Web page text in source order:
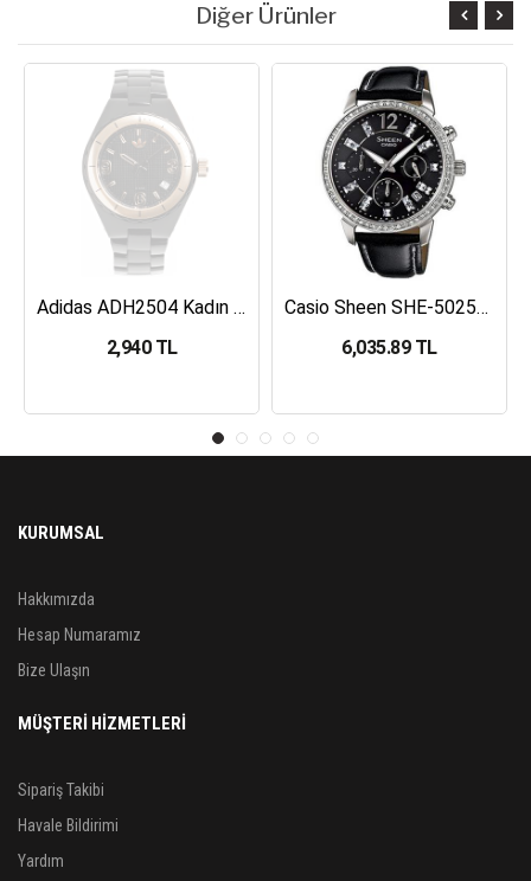
Diğer Ürünler
Adidas ADH2504 Kadın Kol Saati
2,940 TL
Casio Sheen SHE-5025BL-1ADR Kadın Kol Saati
6,035.89 TL
KURUMSAL
Hakkımızda
Hesap Numaramız
Bize Ulaşın
MÜŞTERİ HİZMETLERİ
Sipariş Takibi
Havale Bildirimi
Yardım